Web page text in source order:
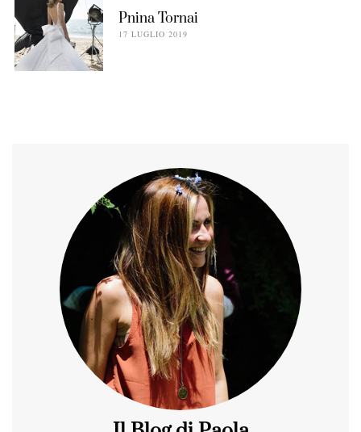
Pnina Tornai
17 LUGLIO 2019